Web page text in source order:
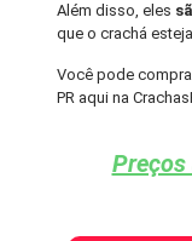
Além disso, eles
que o crachá
Você pode
PR aqui na
Preços